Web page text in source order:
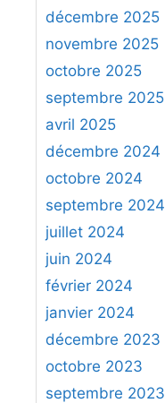
r
h
e
r
:
décembre 2025
novembre 2025
octobre 2025
septembre 2025
avril 2025
décembre 2024
octobre 2024
septembre 2024
juillet 2024
juin 2024
février 2024
janvier 2024
décembre 2023
octobre 2023
septembre 2023